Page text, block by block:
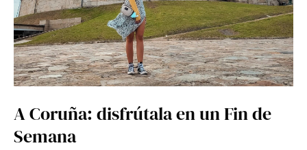
A Coruña: disfrútala en un Fin de
Semana